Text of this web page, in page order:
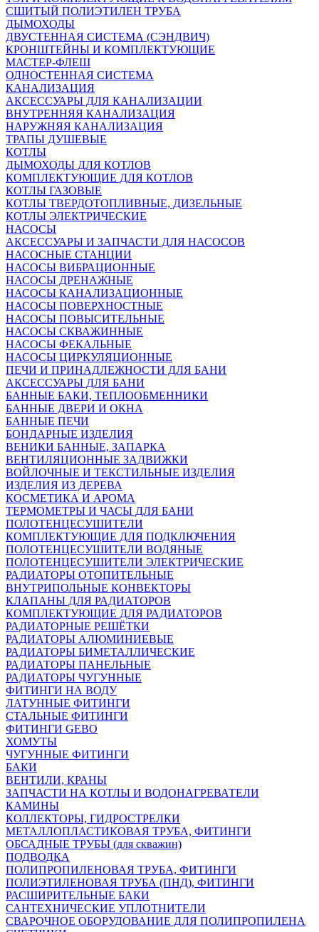
СШИТЫЙ ПОЛИЭТИЛЕН ТРУБА
ДЫМОХОДЫ
ДВУСТЕННАЯ СИСТЕМА (СЭНДВИЧ)
КРОНШТЕЙНЫ И КОМПЛЕКТУЮЩИЕ
МАСТЕР-ФЛЕШ
ОДНОСТЕННАЯ СИСТЕМА
КАНАЛИЗАЦИЯ
АКСЕССУАРЫ ДЛЯ КАНАЛИЗАЦИИ
ВНУТРЕННЯЯ КАНАЛИЗАЦИЯ
НАРУЖНЯЯ КАНАЛИЗАЦИЯ
ТРАПЫ ДУШЕВЫЕ
КОТЛЫ
ДЫМОХОДЫ ДЛЯ КОТЛОВ
КОМПЛЕКТУЮЩИЕ ДЛЯ КОТЛОВ
КОТЛЫ ГАЗОВЫЕ
КОТЛЫ ТВЕРДОТОПЛИВНЫЕ, ДИЗЕЛЬНЫЕ
КОТЛЫ ЭЛЕКТРИЧЕСКИЕ
НАСОСЫ
АКСЕССУАРЫ И ЗАПЧАСТИ ДЛЯ НАСОСОВ
НАСОСНЫЕ СТАНЦИИ
НАСОСЫ ВИБРАЦИОННЫЕ
НАСОСЫ ДРЕНАЖНЫЕ
НАСОСЫ КАНАЛИЗАЦИОННЫЕ
НАСОСЫ ПОВЕРХНОСТНЫЕ
НАСОСЫ ПОВЫСИТЕЛЬНЫЕ
НАСОСЫ СКВАЖИННЫЕ
НАСОСЫ ФЕКАЛЬНЫЕ
НАСОСЫ ЦИРКУЛЯЦИОННЫЕ
ПЕЧИ И ПРИНАДЛЕЖНОСТИ ДЛЯ БАНИ
АКСЕССУАРЫ ДЛЯ БАНИ
БАННЫЕ БАКИ, ТЕПЛООБМЕННИКИ
БАННЫЕ ДВЕРИ И ОКНА
БАННЫЕ ПЕЧИ
БОНДАРНЫЕ ИЗДЕЛИЯ
ВЕНИКИ БАННЫЕ, ЗАПАРКА
ВЕНТИЛЯЦИОННЫЕ ЗАДВИЖКИ
ВОЙЛОЧНЫЕ И ТЕКСТИЛЬНЫЕ ИЗДЕЛИЯ
ИЗДЕЛИЯ ИЗ ДЕРЕВА
КОСМЕТИКА И АРОМА
ТЕРМОМЕТРЫ И ЧАСЫ ДЛЯ БАНИ
ПОЛОТЕНЦЕСУШИТЕЛИ
КОМПЛЕКТУЮЩИЕ ДЛЯ ПОДКЛЮЧЕНИЯ
ПОЛОТЕНЦЕСУШИТЕЛИ ВОДЯНЫЕ
ПОЛОТЕНЦЕСУШИТЕЛИ ЭЛЕКТРИЧЕСКИЕ
РАДИАТОРЫ ОТОПИТЕЛЬНЫЕ
ВНУТРИПОЛЬНЫЕ КОНВЕКТОРЫ
КЛАПАНЫ ДЛЯ РАДИАТОРОВ
КОМПЛЕКТУЮЩИЕ ДЛЯ РАДИАТОРОВ
РАДИАТОРНЫЕ РЕШЁТКИ
РАДИАТОРЫ АЛЮМИНИЕВЫЕ
РАДИАТОРЫ БИМЕТАЛЛИЧЕСКИЕ
РАДИАТОРЫ ПАНЕЛЬНЫЕ
РАДИАТОРЫ ЧУГУННЫЕ
ФИТИНГИ НА ВОДУ
ЛАТУННЫЕ ФИТИНГИ
СТАЛЬНЫЕ ФИТИНГИ
ФИТИНГИ GEBO
ХОМУТЫ
ЧУГУННЫЕ ФИТИНГИ
БАКИ
ВЕНТИЛИ, КРАНЫ
ЗАПЧАСТИ НА КОТЛЫ И ВОДОНАГРЕВАТЕЛИ
КАМИНЫ
КОЛЛЕКТОРЫ, ГИДРОСТРЕЛКИ
МЕТАЛЛОПЛАСТИКОВАЯ ТРУБА, ФИТИНГИ
ОБСАДНЫЕ ТРУБЫ (для скважин)
ПОДВОДКА
ПОЛИПРОПИЛЕНОВАЯ ТРУБА, ФИТИНГИ
ПОЛИЭТИЛЕНОВАЯ ТРУБА (ПНД), ФИТИНГИ
РАСШИРИТЕЛЬНЫЕ БАКИ
САНТЕХНИЧЕСКИЕ УПЛОТНИТЕЛИ
СВАРОЧНОЕ ОБОРУДОВАНИЕ ДЛЯ ПОЛИПРОПИЛЕНА